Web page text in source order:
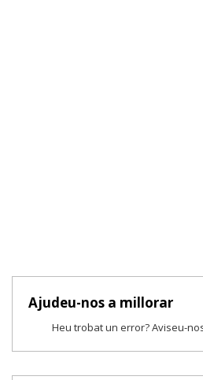
Ajudeu-nos a millorar
Heu trobat un error? Aviseu-